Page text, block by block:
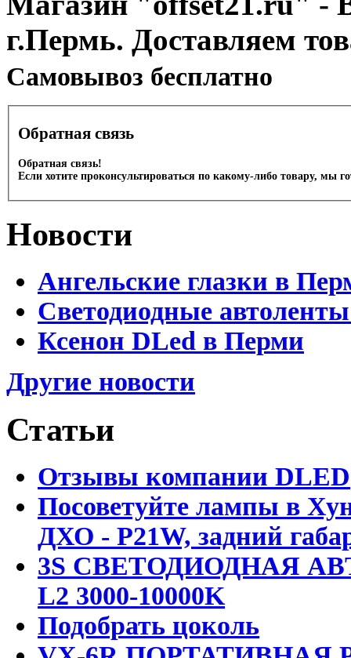
г.Пермь. Доставляем
Cамовывоз бесплатно
Обратная связь
Обратная связь!
Если хотите проконсультироваться по какому-либо товару, мы
Новости
Ангельские глазки в
Светодиодные
Ксенон DLed в Перми
Другие новости
Статьи
Отзывы компании DLED
Посоветуйте лампы в
ДХО - P21W, задний
3S СВЕТОДИОДНАЯ
L2 3000-10000K
Подобрать цоколь